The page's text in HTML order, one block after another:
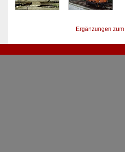
Ergänzungen